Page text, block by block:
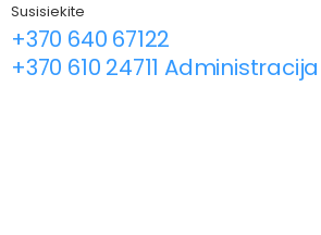
Susisiekite
+370 640 67122
+370 610 24711 Administracija